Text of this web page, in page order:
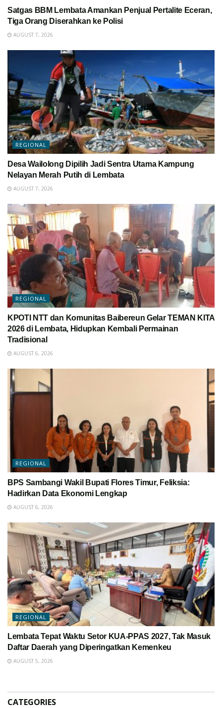
Satgas BBM Lembata Amankan Penjual Pertalite Eceran,
Tiga Orang Diserahkan ke Polisi
AUGUST 7, 2026
REGIONAL
Desa Wailolong Dipilih Jadi Sentra Utama Kampung
Nelayan Merah Putih di Lembata
AUGUST 7, 2026
REGIONAL
KPOTI NTT dan Komunitas Baibereun Gelar TEMAN KITA
2026 di Lembata, Hidupkan Kembali Permainan
Tradisional
AUGUST 6, 2026
REGIONAL
BPS Sambangi Wakil Bupati Flores Timur, Feliksia:
Hadirkan Data Ekonomi Lengkap
AUGUST 6, 2026
REGIONAL
Lembata Tepat Waktu Setor KUA-PPAS 2027, Tak Masuk
Daftar Daerah yang Diperingatkan Kemenkeu
AUGUST 5, 2026
CATEGORIES